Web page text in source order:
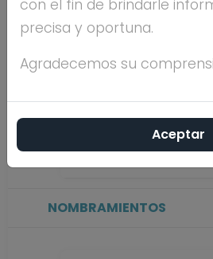
Máximo nivel de
Antigüedad
académica en la
NOMBRAMIENTOS
con el fin de brindarle
precisa y oportuna.
Agradecemos su
Aceptar